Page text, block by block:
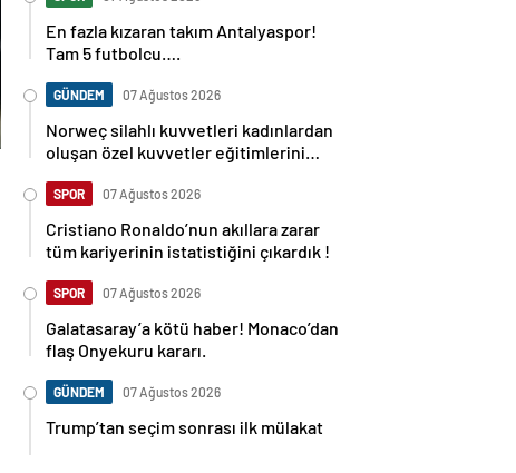
En fazla kızaran takım Antalyaspor!
Tam 5 futbolcu….
GÜNDEM 07 Ağustos 2026
Norweç silahlı kuvvetleri kadınlardan
oluşan özel kuvvetler eğitimlerini
SPOR 07 Ağustos 2026
Cristiano Ronaldo’nun akıllara zarar
tüm kariyerinin istatistiğini çıkardık !
SPOR 07 Ağustos 2026
Galatasaray’a kötü haber! Monaco’dan
flaş Onyekuru kararı.
GÜNDEM 07 Ağustos 2026
Trump’tan seçim sonrası ilk mülakat